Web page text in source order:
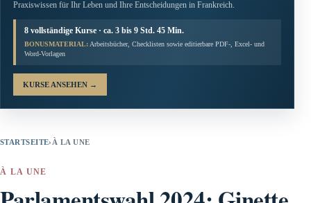
Praxiswissen für Ihr Leben und Ihre Entscheidungen in Frankreich.
8 vollständige Kurse · ca. 3 bis 9 Std. 45 Min.
BONUSMATERIAL: Arbeitsbücher, Checklisten sowie editierbare PDF-, Excel- und
Word-Vorlagen
KURSE ANSEHEN →
STARTSEITE› À LA UNE
À LA UNE